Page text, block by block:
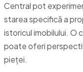
Central pot
starea specifică a
istoricul imobilului. O
poate oferi
pieței.